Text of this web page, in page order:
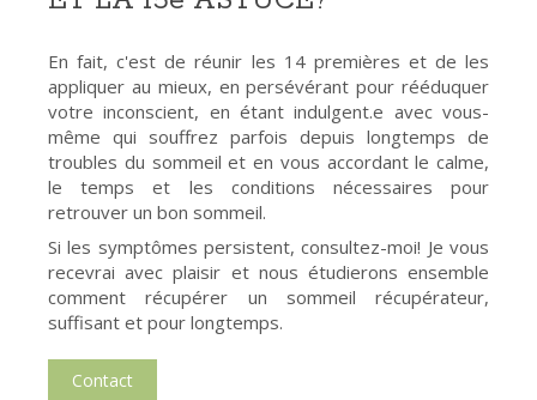
En fait, c'est de réunir les 14 premières et de les
appliquer au mieux, en persévérant pour rééduquer
votre inconscient, en étant indulgent.e avec vous-
même qui souffrez parfois depuis longtemps de
troubles du sommeil et en vous accordant le calme,
le temps et les conditions nécessaires pour
retrouver un bon sommeil.
Si les symptômes persistent, consultez-moi! Je vous
recevrai avec plaisir et nous étudierons ensemble
comment récupérer un sommeil récupérateur,
suffisant et pour longtemps.
Contact